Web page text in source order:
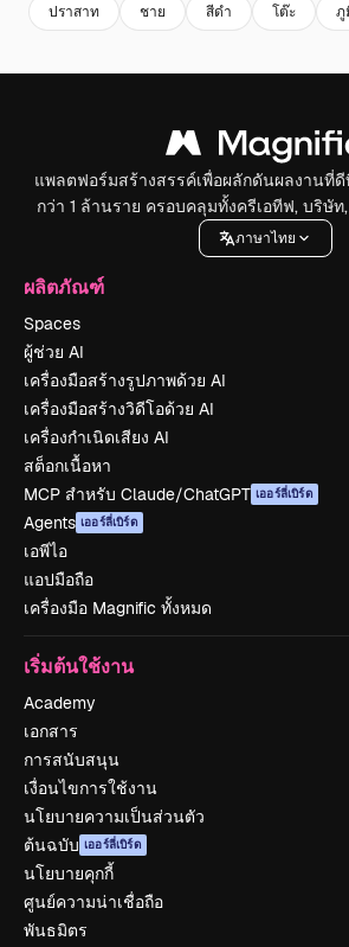
ปราสาท ชาย สีดํา โต๊ะ ภู
แพลตฟอร์มสร้างสรรค์เพื่อผลักดันผลงานที่
กว่า 1 ล้านราย ครอบคลุมทั้งครีเอทีฟ, บริษั
ภาษาไทย
ผลิตภัณฑ์
Spaces
ผู้ช่วย AI
เครื่องมือสร้างรูปภาพด้วย AI
เครื่องมือสร้างวิดีโอด้วย AI
เครื่องกำเนิดเสียง AI
สต็อกเนื้อหา
MCP สำหรับ Claude/ChatGPT เออร์ลี่เบิร์ด
Agents เออร์ลี่เบิร์ด
เอพีไอ
แอปมือถือ
เครื่องมือ Magnific ทั้งหมด
เริ่มต้นใช้งาน
Academy
เอกสาร
การสนับสนุน
เงื่อนไขการใช้งาน
นโยบายความเป็นส่วนตัว
ต้นฉบับ เออร์ลี่เบิร์ด
นโยบายคุกกี้
ศูนย์ความน่าเชื่อถือ
พันธมิตร